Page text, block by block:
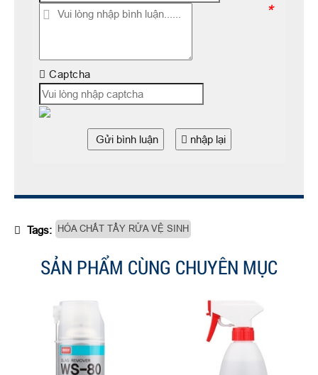
*
Captcha
Gửi bình luận nhập lại
Tags: HÓA CHẤT TẨY RỬA VỆ SINH
SẢN PHẨM CÙNG CHUYÊN MỤC